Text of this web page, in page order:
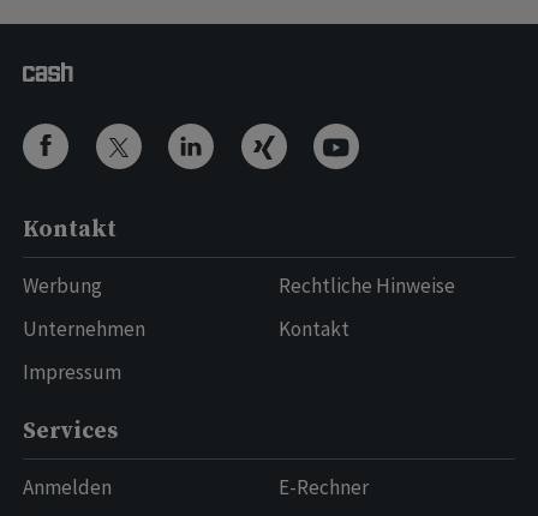
Kontakt
Werbung
Unternehmen
Impressum
Rechtliche Hinweise
Kontakt
Services
Anmelden
E-Rechner